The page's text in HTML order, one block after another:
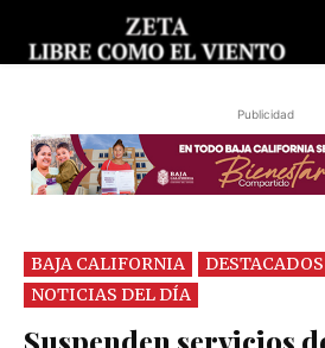
Publicidad
BAJA CALIFORNIA
DESTACADOS
NOTICIAS DEL DÍA